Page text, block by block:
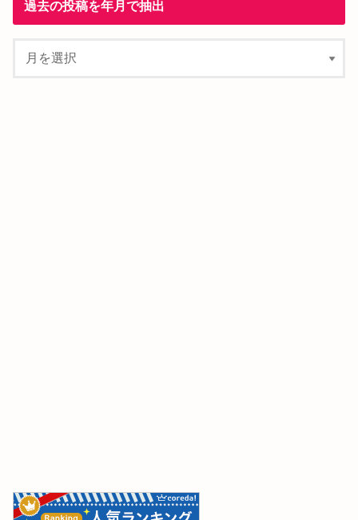
過去の投稿を年月で抽出